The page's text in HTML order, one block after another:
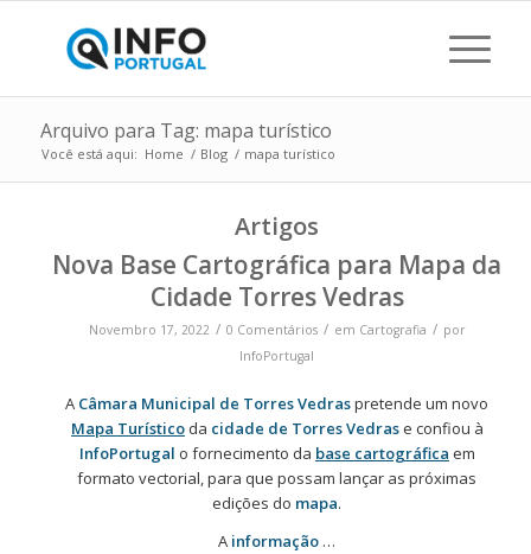
Arquivo para Tag: mapa turístico
Você está aqui: Home / Blog / mapa turístico
Artigos
Nova Base Cartográfica para Mapa da
Cidade Torres Vedras
Novembro 17, 2022 / 0 Comentários / em Cartografia / por
InfoPortugal
A Câmara Municipal de Torres Vedraspretende um novo
Mapa Turísticoda cidade de Torres Vedrase confiou à
InfoPortugal o fornecimento da base cartográfica em
formato vectorial, para que possam lançar as próximas
edições do mapa.
A informação …